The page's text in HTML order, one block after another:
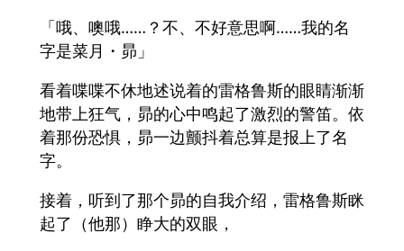
「哦、噢哦……？不、不好意思啊……我的名
字是菜月・昴」
看着喋喋不休地述说着的雷格鲁斯的眼睛渐渐
地带上狂气，昴的心中鸣起了激烈的警笛。依
着那份恐惧，昴一边颤抖着总算是报上了名
字。
接着，听到了那个昴的自我介绍，雷格鲁斯眯
起了（他那）睁大的双眼，